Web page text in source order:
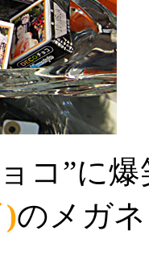
コ”に
のメガ